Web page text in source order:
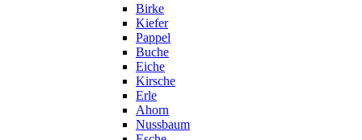
Birke
Kiefer
Pappel
Buche
Eiche
Kirsche
Erle
Ahorn
Nussbaum